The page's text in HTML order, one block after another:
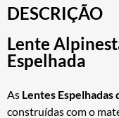
DESCRIÇÃO
Lente
Espelhada
As Lentes
construídas com o